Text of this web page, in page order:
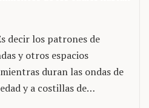
decir los patrones de
y otros espacios
duran las ondas de
y a costillas de…